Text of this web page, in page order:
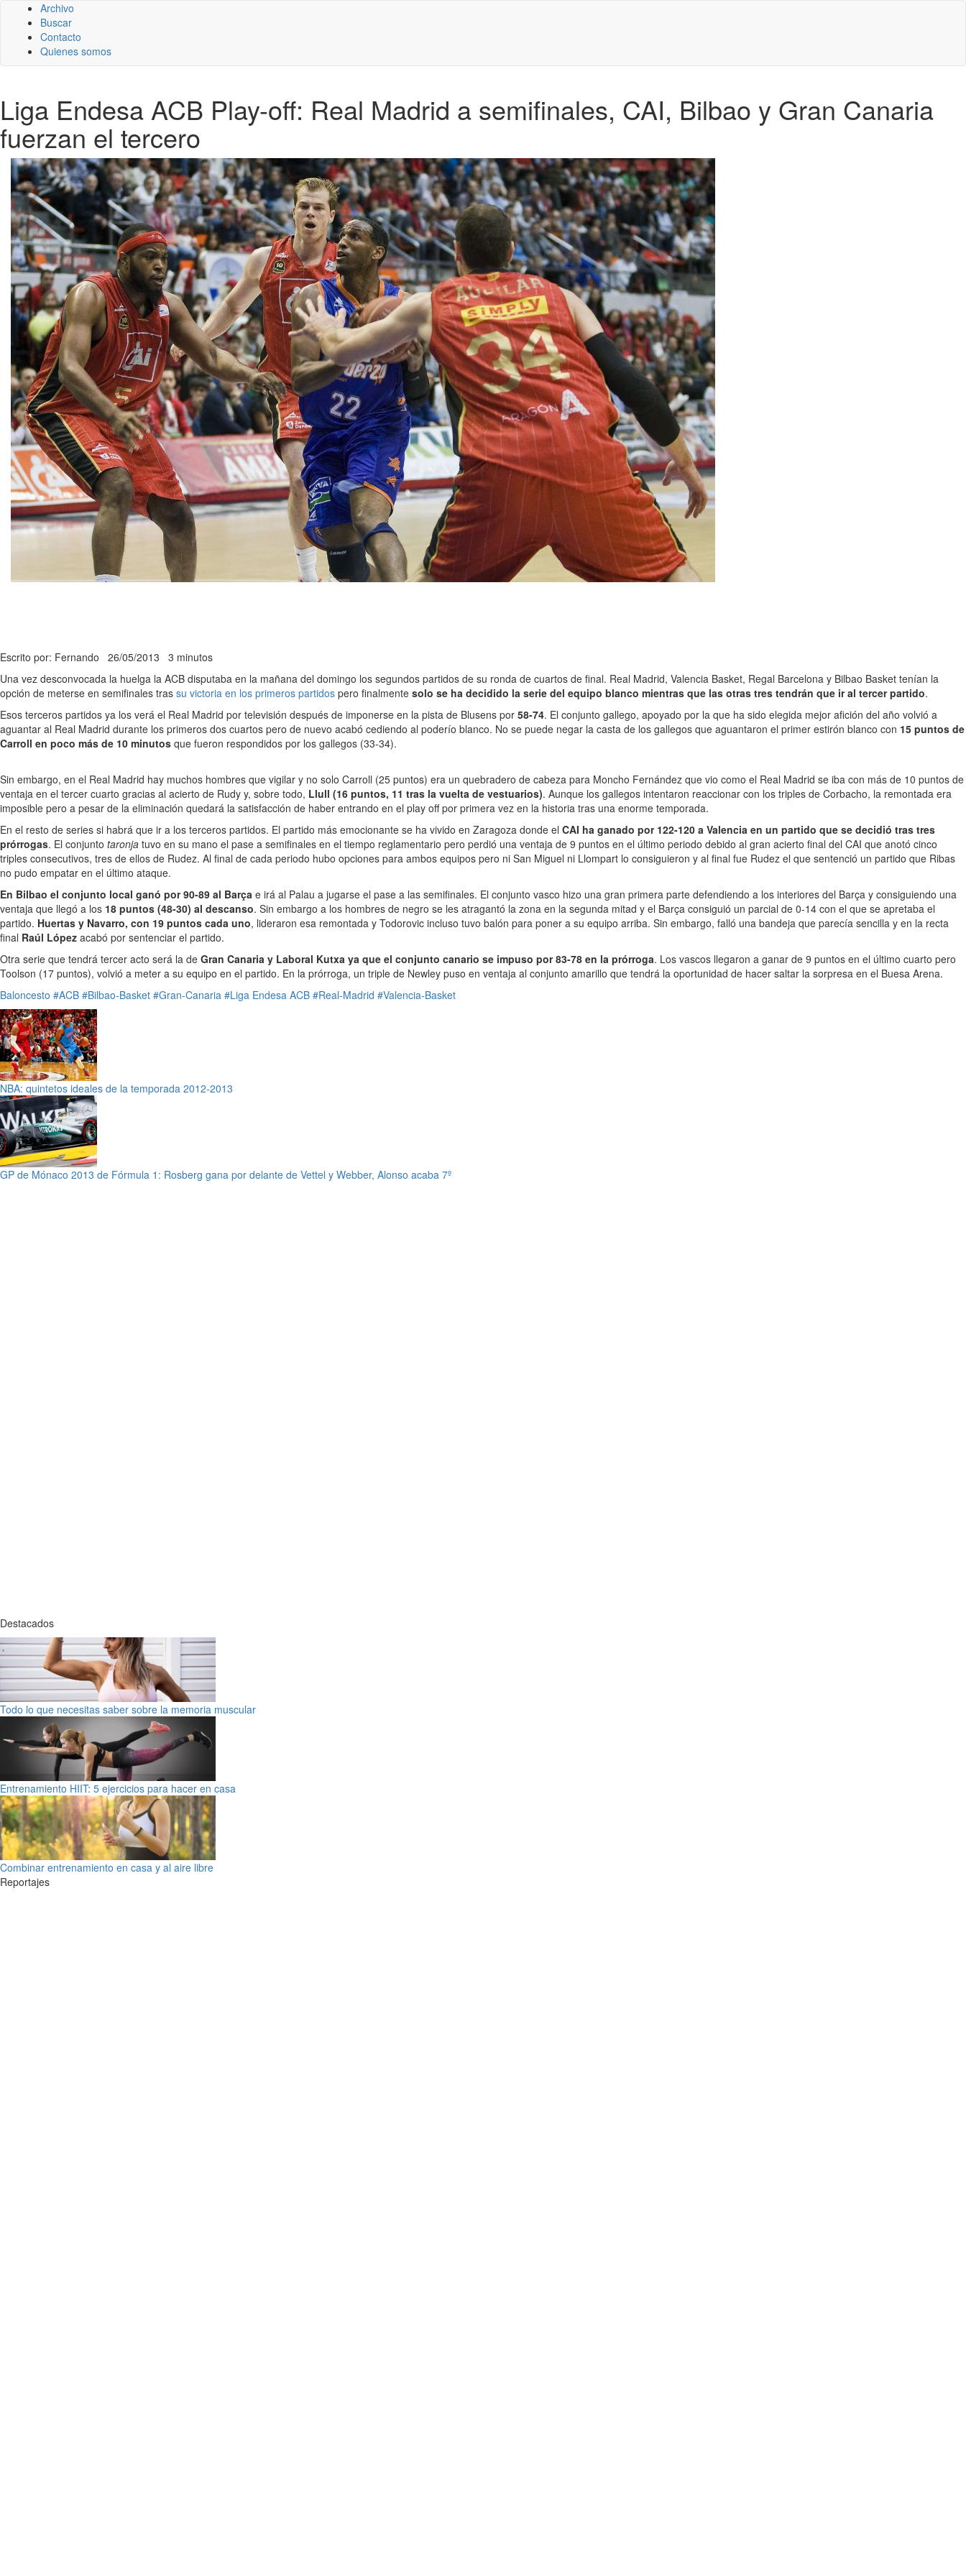
Archivo
Buscar
Contacto
Quienes somos
Liga Endesa ACB Play-off: Real Madrid a semifinales, CAI, Bilbao y Gran Canaria
fuerzan el tercero
Escrito por: Fernando 26/05/2013 3 minutos
Una vez desconvocada la huelga la ACB disputaba en la mañana del domingo los segundos partidos de su ronda de cuartos de final. Real Madrid, Valencia Basket, Regal Barcelona y Bilbao Basket tenían la
opción de meterse en semifinales tras su victoria en los primeros partidos pero finalmente solo se ha decidido la serie del equipo blanco mientras que las otras tres tendrán que ir al tercer partido.
Esos terceros partidos ya los verá el Real Madrid por televisión después de imponerse en la pista de Blusens por 58-74. El conjunto gallego, apoyado por la que ha sido elegida mejor afición del año volvió a
aguantar al Real Madrid durante los primeros dos cuartos pero de nuevo acabó cediendo al poderío blanco. No se puede negar la casta de los gallegos que aguantaron el primer estirón blanco con 15 puntos de
Carroll en poco más de 10 minutos que fueron respondidos por los gallegos (33-34).
Sin embargo, en el Real Madrid hay muchos hombres que vigilar y no solo Carroll (25 puntos) era un quebradero de cabeza para Moncho Fernández que vio como el Real Madrid se iba con más de 10 puntos de
ventaja en el tercer cuarto gracias al acierto de Rudy y, sobre todo, Llull (16 puntos, 11 tras la vuelta de vestuarios). Aunque los gallegos intentaron reaccionar con los triples de Corbacho, la remontada era
imposible pero a pesar de la eliminación quedará la satisfacción de haber entrando en el play off por primera vez en la historia tras una enorme temporada.
En el resto de series si habrá que ir a los terceros partidos. El partido más emocionante se ha vivido en Zaragoza donde el CAI ha ganado por 122-120 a Valencia en un partido que se decidió tras tres
prórrogas. El conjunto taronja tuvo en su mano el pase a semifinales en el tiempo reglamentario pero perdió una ventaja de 9 puntos en el último periodo debido al gran acierto final del CAI que anotó cinco
triples consecutivos, tres de ellos de Rudez. Al final de cada periodo hubo opciones para ambos equipos pero ni San Miguel ni Llompart lo consiguieron y al final fue Rudez el que sentenció un partido que Ribas
no pudo empatar en el último ataque.
En Bilbao el conjunto local ganó por 90-89 al Barça e irá al Palau a jugarse el pase a las semifinales. El conjunto vasco hizo una gran primera parte defendiendo a los interiores del Barça y consiguiendo una
ventaja que llegó a los 18 puntos (48-30) al descanso. Sin embargo a los hombres de negro se les atragantó la zona en la segunda mitad y el Barça consiguió un parcial de 0-14 con el que se apretaba el
partido. Huertas y Navarro, con 19 puntos cada uno, lideraron esa remontada y Todorovic incluso tuvo balón para poner a su equipo arriba. Sin embargo, falló una bandeja que parecía sencilla y en la recta
final Raúl López acabó por sentenciar el partido.
Otra serie que tendrá tercer acto será la de Gran Canaria y Laboral Kutxa ya que el conjunto canario se impuso por 83-78 en la prórroga. Los vascos llegaron a ganar de 9 puntos en el último cuarto pero
Toolson (17 puntos), volvió a meter a su equipo en el partido. En la prórroga, un triple de Newley puso en ventaja al conjunto amarillo que tendrá la oportunidad de hacer saltar la sorpresa en el Buesa Arena.
Baloncesto #ACB #Bilbao-Basket #Gran-Canaria #Liga Endesa ACB #Real-Madrid #Valencia-Basket
NBA: quintetos ideales de la temporada 2012-2013
GP de Mónaco 2013 de Fórmula 1: Rosberg gana por delante de Vettel y Webber, Alonso acaba 7º
Destacados
Todo lo que necesitas saber sobre la memoria muscular
Entrenamiento HIIT: 5 ejercicios para hacer en casa
Combinar entrenamiento en casa y al aire libre
Reportajes